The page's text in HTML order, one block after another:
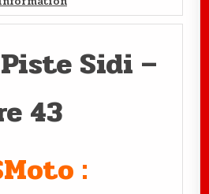
Sidi –
43
: